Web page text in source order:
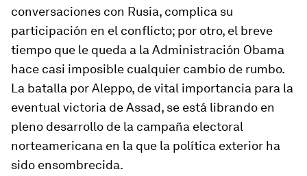
conversaciones con Rusia, complica su
participación en el conflicto; por otro, el breve
tiempo que le queda a la Administración Obama
hace casi imposible cualquier cambio de rumbo.
La batalla por Aleppo, de vital importancia para la
eventual victoria de Assad, se está librando en
pleno desarrollo de la campaña electoral
norteamericana en la que la política exterior ha
sido ensombrecida.